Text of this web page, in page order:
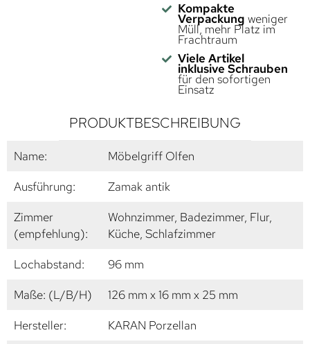
Kompakte
Verpackung weniger
Müll, mehr Platz im
Frachtraum
Viele Artikel
inklusive Schrauben
für den sofortigen
Einsatz
PRODUKTBESCHREIBUNG
Name:
Möbelgriff Olfen
Ausführung:
Zamak antik
Zimmer
(empfehlung):
Wohnzimmer, Badezimmer, Flur,
Küche, Schlafzimmer
Lochabstand:
96 mm
Maße: (L/B/H)
126 mm x 16 mm x 25 mm
Hersteller:
KARAN Porzellan